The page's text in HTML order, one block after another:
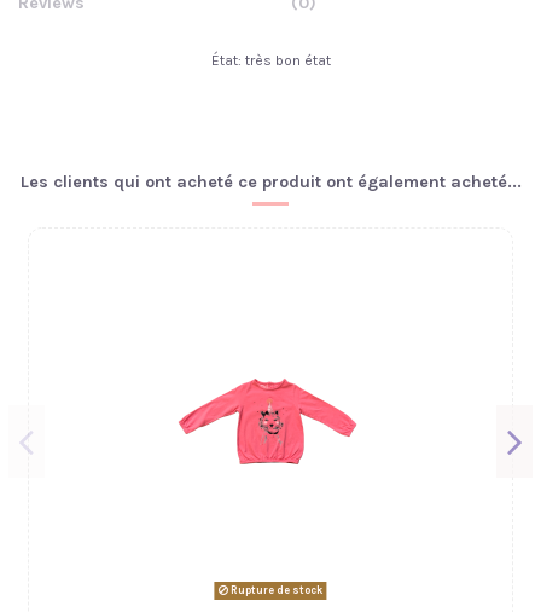
État: très bon état
Les clients qui ont acheté ce produit ont également acheté...
Rupture de stock